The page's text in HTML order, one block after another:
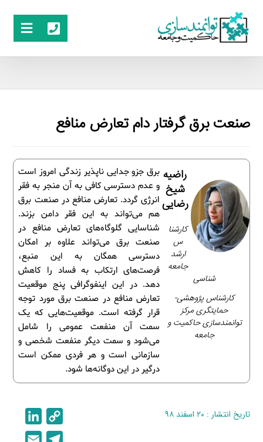
صنعت برق گرفتار دام تعارض منافع
برق جزو جدایی ناپذیر زندگی امروز است
و عدم دسترسی کافی به آن منجر به فقر
انرژی گردد. تعارض منافع در صنعت برق
هم می‌تواند به این فقر دامن بزند.
شناسایی گلوگاه‌های تعارض منافع در
صنعت برق می‌تواند علاوه بر امکان
دسترسی همگان به این منبع،
فرصت‌های ارتکاب به فساد را کاهش
دهد. در این اینفوگرافی پنج موقعیت
تعارض منافع در صنعت برق مورد توجه
قرار گرفته است. موقعیت‌هایی که یک
سمت آن منفعت عمومی را شامل
می‌شود و سمت دیگر منفعت شخصی و
سازمانی است و هر فردی ممکن است
درگیر در این دوگانه‌ها شود.
راضیه
شیخ
رضایی
کارشنا
س
ارشد
جامعه
شناسی
کارشناس پژوهشی-
حمایتگری مرکز
توانمندسازی حاکمیت و
جامعه
تاریخ انتشار : ۲۰ اسفند ۹۸
o
i